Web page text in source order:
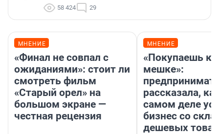
58 424 29
МНЕНИЕ
«Финал не совпал с
ожиданиями»: стоит ли
смотреть фильм
«Старый орел» на
большом экране —
честная рецензия
МНЕНИЕ
«Покупаешь
мешке»:
рассказала,
самом деле
бизнес со
дешевых